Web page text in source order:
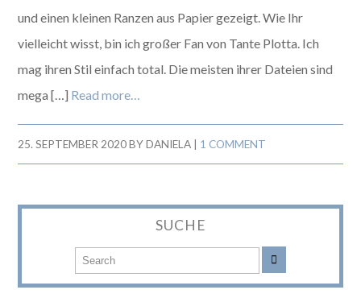
und einen kleinen Ranzen aus Papier gezeigt. Wie Ihr
vielleicht wisst, bin ich großer Fan von Tante Plotta. Ich
mag ihren Stil einfach total. Die meisten ihrer Dateien sind
mega […] Read more…
25. SEPTEMBER 2020BYDANIELA | 1 COMMENT
SUCHE